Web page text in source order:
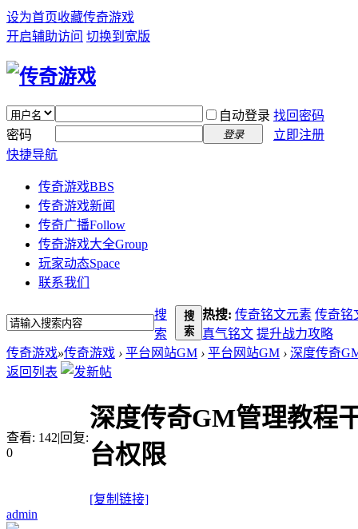
设为首页收藏传奇游戏
开启辅助访问 切换到宽版
自动登录 找回密码
密码
登录
立即注册
快捷导航
传奇游戏BBS
传奇游戏新闻
传奇广播Follow
传奇游戏大全Group
玩家动态Space
联系我们
搜
索
搜
索
热搜: 传奇铭文元素 传奇铭
真气铭文 提升战力攻略
传奇游戏»传奇游戏 › 平台网站GM › 平台网站GM › 深度传奇
返回列表
查看: 142|回复:
0
深度传奇GM管理教程
台权限
[复制链接]
admin